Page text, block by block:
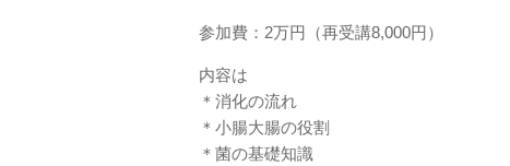
参加費：2万円（再受講8,000円）
内容は
＊消化の流れ
＊小腸大腸の役割
＊菌の基礎知識